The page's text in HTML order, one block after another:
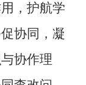
，护航学
协同，凝
协作理